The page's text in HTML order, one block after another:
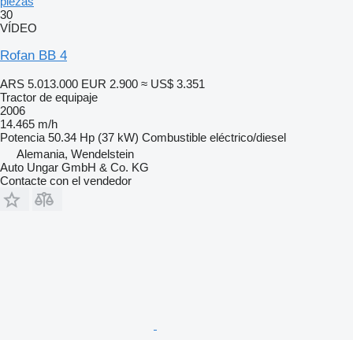
30
VÍDEO
Rofan BB 4
ARS 5.013.000 EUR 2.900 ≈ US$ 3.351
Tractor de equipaje
2006
14.465 m/h
Potencia 50.34 Hp (37 kW) Combustible eléctrico/diesel
Alemania, Wendelstein
Auto Ungar GmbH & Co. KG
Contacte con el vendedor